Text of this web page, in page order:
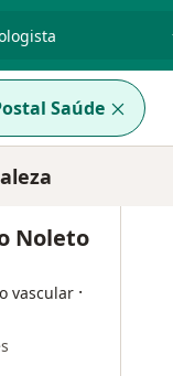
Saúde
Noleto
vascular ·